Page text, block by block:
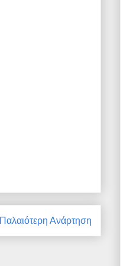
Παλαιότερη Ανάρτηση